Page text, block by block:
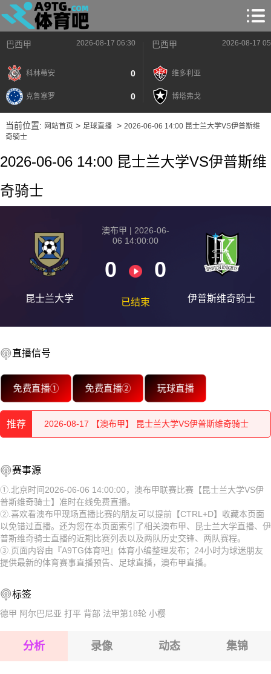
巴西甲 2026-08-17 06:30
科林蒂安 0
克鲁塞罗 0
巴西甲 2026-08-17
维多利亚
博塔弗戈
当前位置: 网站首页> 足球直播> 2026-06-06 14:00 昆士兰大学VS伊普斯维
奇骑士
2026-06-06 14:00 昆士兰大学VS伊普斯维
奇骑士
昆士兰大学
澳布甲 | 2026-06-
06 14:00:00
0 0
已结束 伊普斯维奇骑士
直播信号
免费直播① 免费直播② 玩球直播
推荐
2026-08-17 【澳布甲】 昆士兰大学VS伊普斯维奇骑士
2026-08-17 【澳布甲】 昆士兰大学VS伊普斯维奇骑士
2026-08-17 【澳布甲】 昆士兰大学VS伊普斯维奇骑士
2026-08-17 【澳布甲】 昆士兰大学VS伊普斯维奇骑士
2026-08-17 【澳布甲】 昆士兰大学VS伊普斯维奇骑士
2026-08-17 【澳布甲】 昆士兰大学VS伊普斯维奇骑士
2026-08-17 【澳布甲】 昆士兰大学VS伊普斯维奇骑士
2026-08-17 【澳布甲】 昆士兰大学VS伊普斯维奇骑士
2026-08-17 【澳布甲】 昆士兰大学VS伊普斯维奇骑士
赛事源
①.北京时间2026-06-06 14:00:00，澳布甲联赛比赛【昆士兰大学VS伊
普斯维奇骑士】准时在线免费直播。
②.喜欢看澳布甲现场直播比赛的朋友可以提前【CTRL+D】收藏本页面
以免错过直播。还为您在本页面索引了相关澳布甲、昆士兰大学直播、伊
普斯维奇骑士直播的近期比赛列表以及两队历史交锋、两队赛程。
③.页面内容由『A9TG体育吧』体育小编整理发布；24小时为球迷朋友
提供最新的体育赛事直播预告、足球直播，澳布甲直播。
标签
德甲 阿尔巴尼亚 打平 背部 法甲第18轮 小樱
分析 录像 动态 集锦